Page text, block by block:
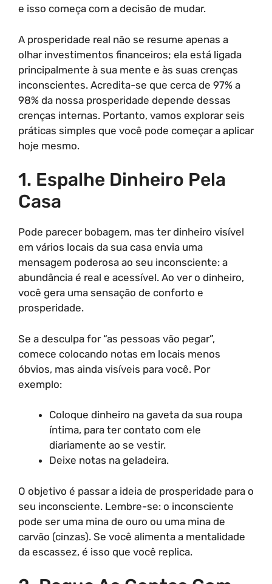
e isso começa com a decisão de mudar.
A prosperidade real não se resume apenas a
olhar investimentos financeiros; ela está ligada
principalmente à sua mente e às suas crenças
inconscientes. Acredita-se que cerca de 97% a
98% da nossa prosperidade depende dessas
crenças internas. Portanto, vamos explorar seis
práticas simples que você pode começar a aplicar
hoje mesmo.
1. Espalhe Dinheiro Pela
Casa
Pode parecer bobagem, mas ter dinheiro visível
em vários locais da sua casa envia uma
mensagem poderosa ao seu inconsciente: a
abundância é real e acessível. Ao ver o dinheiro,
você gera uma sensação de conforto e
prosperidade.
Se a desculpa for “as pessoas vão pegar”,
comece colocando notas em locais menos
óbvios, mas ainda visíveis para você. Por
exemplo:
Coloque dinheiro na gaveta da sua roupa
íntima, para ter contato com ele
diariamente ao se vestir.
Deixe notas na geladeira.
O objetivo é passar a ideia de prosperidade para o
seu inconsciente. Lembre-se: o inconsciente
pode ser uma mina de ouro ou uma mina de
carvão (cinzas). Se você alimenta a mentalidade
da escassez, é isso que você replica.